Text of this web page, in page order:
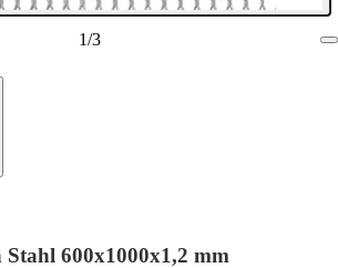
1/3
Stahl 600x1000x1,2 mm